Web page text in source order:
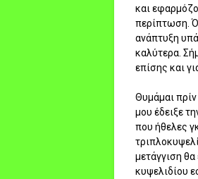
και
περίπτωση.
ανάπτυξη
καλύτερα.
επίσης και
Θυμάμαι
μου έδειξε
που ήθελες
μετάγγιση
κυψελιδίου